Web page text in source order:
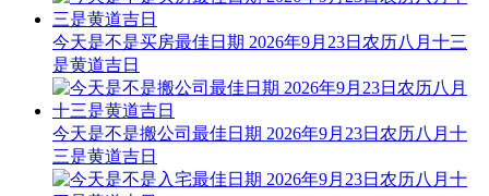
吉神：守日
【申时】[15:00-16:59]
时辰宜：下葬 合寿木 纳婿 出火 塑绘 拆卸 渡水 解除
时辰忌：整甲 动工 立卷 开业 筑堤防 求医疗病 求嗣 订盟 掘井
领证 大事勿用 针刺 沐浴 嫁娶
今天是不是买房最佳日期 2026年9月23日农历八月十三
是黄道吉日
今天是不是搬公司最佳日期 2026年9月23日农历八月十
三是黄道吉日